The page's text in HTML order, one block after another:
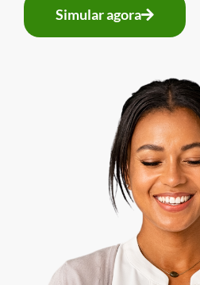
Simular agora